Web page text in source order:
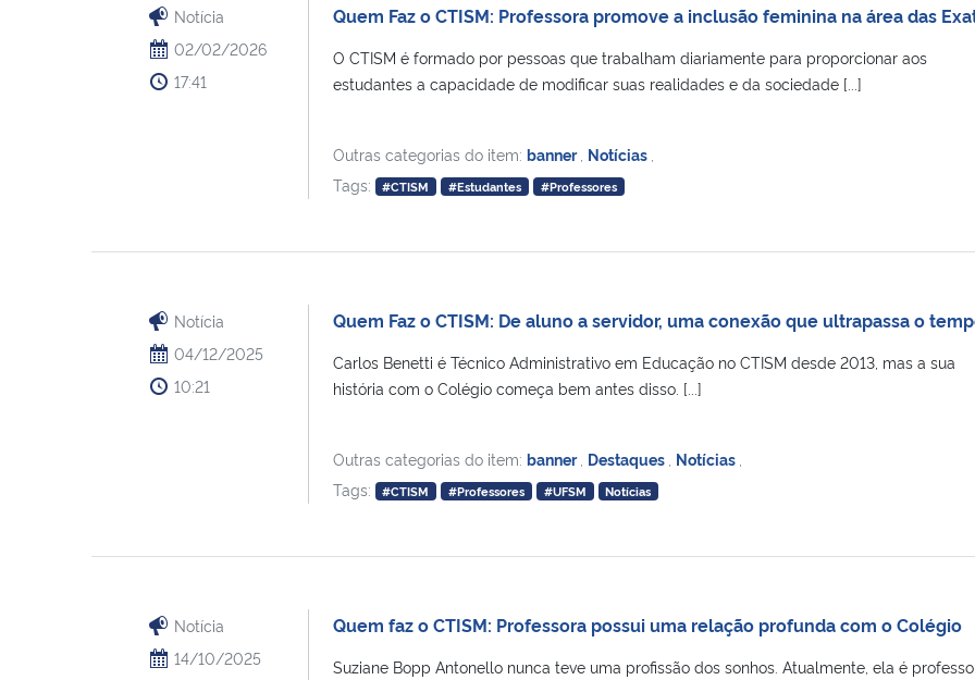
Notícia
02/02/2026
17:41
Quem Faz o CTISM: Professora promove a inclusão feminina na área das
O CTISM é formado por pessoas que trabalham diariamente para proporcionar aos
estudantes a capacidade de modificar suas realidades e da sociedade [...]
Outras categorias do item: banner Notícias
Tags:
#CTISM #Estudantes #Professores
Notícia
04/12/2025
10:21
Quem Faz o CTISM: De aluno a servidor, uma conexão que ultrapassa o
Carlos Benetti é Técnico Administrativo em Educação no CTISM desde 2013, mas a sua
história com o Colégio começa bem antes disso. [...]
Outras categorias do item: banner Destaques Notícias
Tags:
#CTISM #Professores #UFSM Notícias
Notícia
14/10/2025
Quem faz o CTISM: Professora possui uma relação profunda com o Colégio
Suziane Bopp Antonello nunca teve uma profissão dos sonhos. Atualmente, ela é